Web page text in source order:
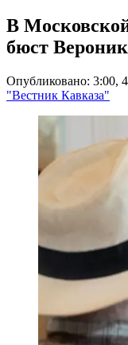
В
бюст
Опубликовано: 3:00,
"Вестник Кавказа"